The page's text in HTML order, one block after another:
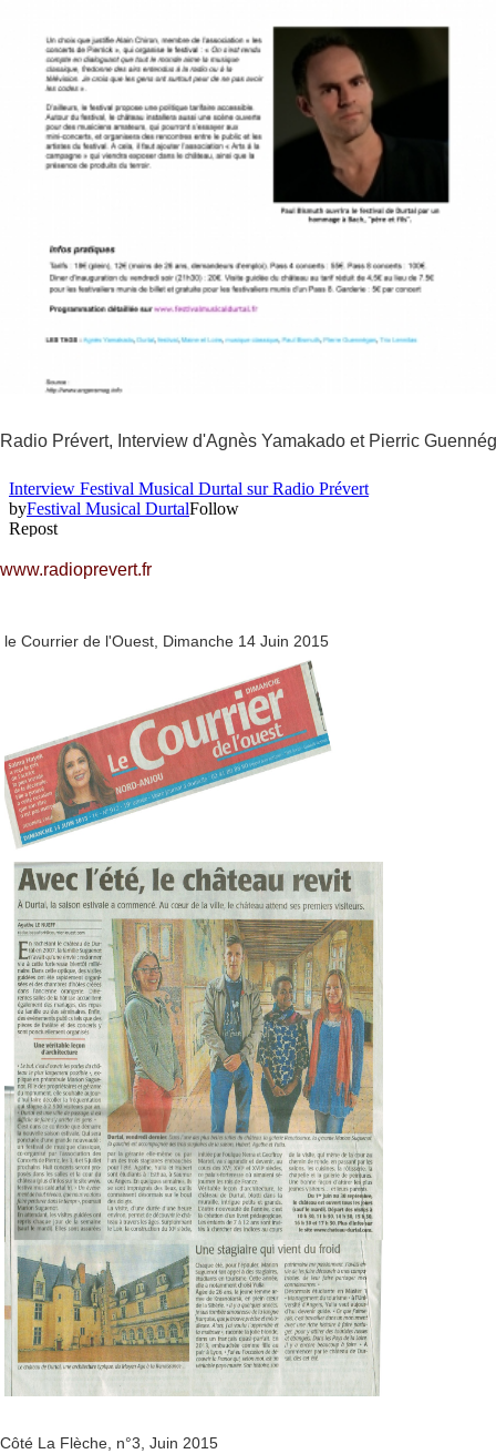
Radio Prévert, Interview d'Agnès Yamakado et Pierric
www.radioprevert.fr
le Courrier de l'Ouest, Dimanche 14 Juin 2015
Côté La Flèche, n°3, Juin 2015